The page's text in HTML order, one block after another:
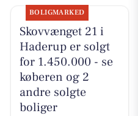
BOLIGMARKED
Skovvænget 21 i
Haderup er solgt
for 1.450.000 - se
køberen og 2
andre solgte
boliger